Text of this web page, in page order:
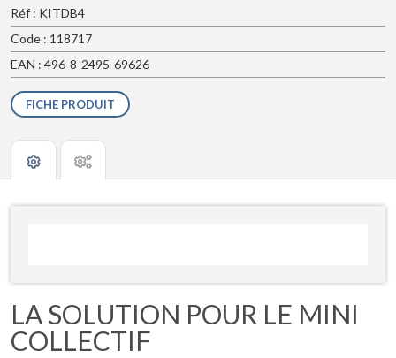
Réf : KITDB4
Code : 118717
EAN : 496-8-2495-69626
FICHE PRODUIT
LA SOLUTION POUR LE MINI
COLLECTIF